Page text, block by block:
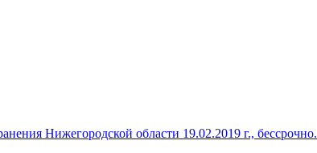
Нижегородской области 19.02.2019 г., бессрочно.